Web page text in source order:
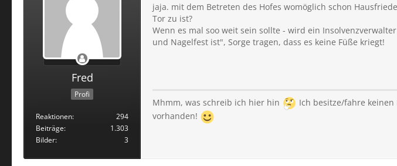
Fred
Profi
Reaktionen
294
Beiträge
1.303
Bilder
3
jaja. mit dem Betreten des Hofes womöglich schon
Tor zu ist?
Wenn es mal soo weit sein sollte - wird ein
und Nagelfest ist", Sorge tragen, dass es keine Füße kriegt!
Mhmm, was schreib ich hier hin Ich besitze/fahre keinen
vorhanden!